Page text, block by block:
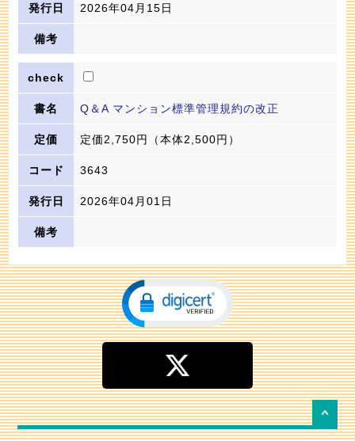
2026年04月15日
Q＆A マンション標準管理規約の改正
定価2,750円 （本体2,500円）
3643
2026年04月01日